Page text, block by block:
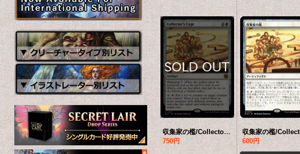
収集家の檻/Collector's Cage 【英語版】 [BIG-白MR]
750円
600円